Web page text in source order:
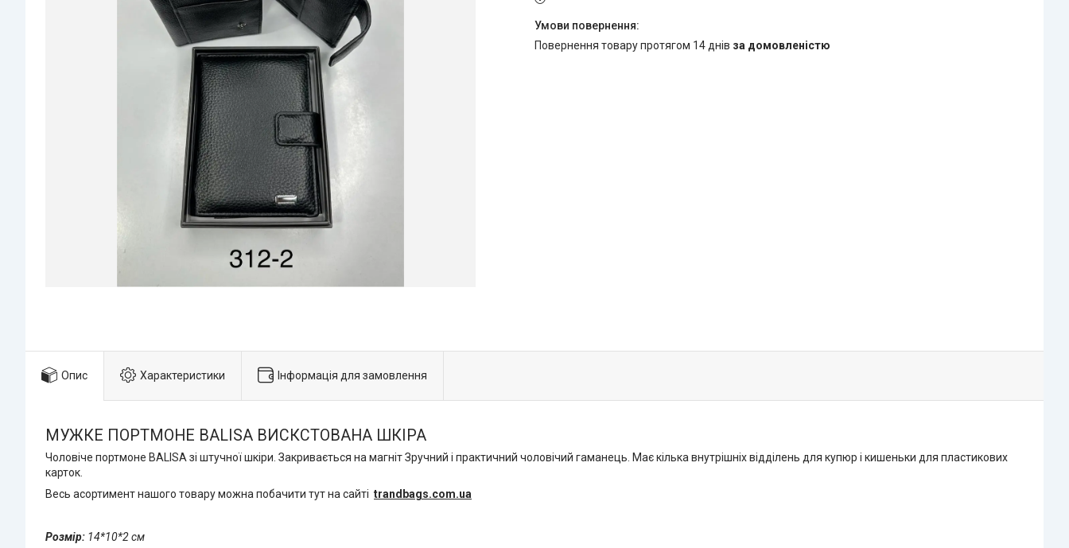
повернення товару протягом 14 днів за домовленістю
Опис Характеристики Інформація для замовлення
МУЖКЕ ПОРТМОНЕ BALISA ВИСКСТОВАНА ШКІРА
Чоловіче портмоне BALISA зі штучної шкіри. Закривається на магніт Зручний і практичний чоловічий гаманець. Має кілька внутрішніх відділень для купюр і кишеньки для пластикових
карток.
Весь асортимент нашого товару можна побачити тут на сайті trandbags.com.ua
Розмір: 14*10*2 см